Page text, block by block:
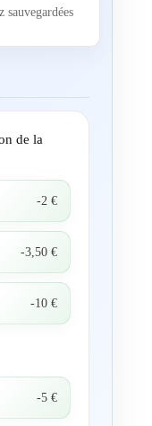
sauvegardées
de la
-2 €
-3,50 €
-10 €
-5 €